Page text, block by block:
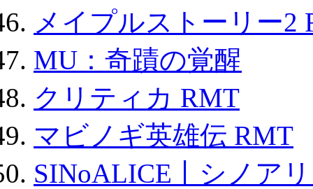
メイプルストーリー2
MU：奇蹟の覚醒
クリティカ RMT
マビノギ英雄伝 RMT
SINoALICE丨シノア